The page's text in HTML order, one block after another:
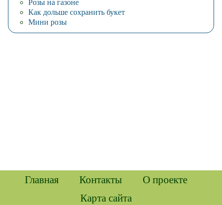
Розы на газоне
Как дольше сохранить букет
Мини розы
Главная Контакты
О проекте
Карта сайта